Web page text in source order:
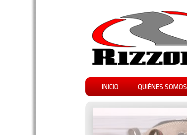
INICIO QUIÉNES SOMOS